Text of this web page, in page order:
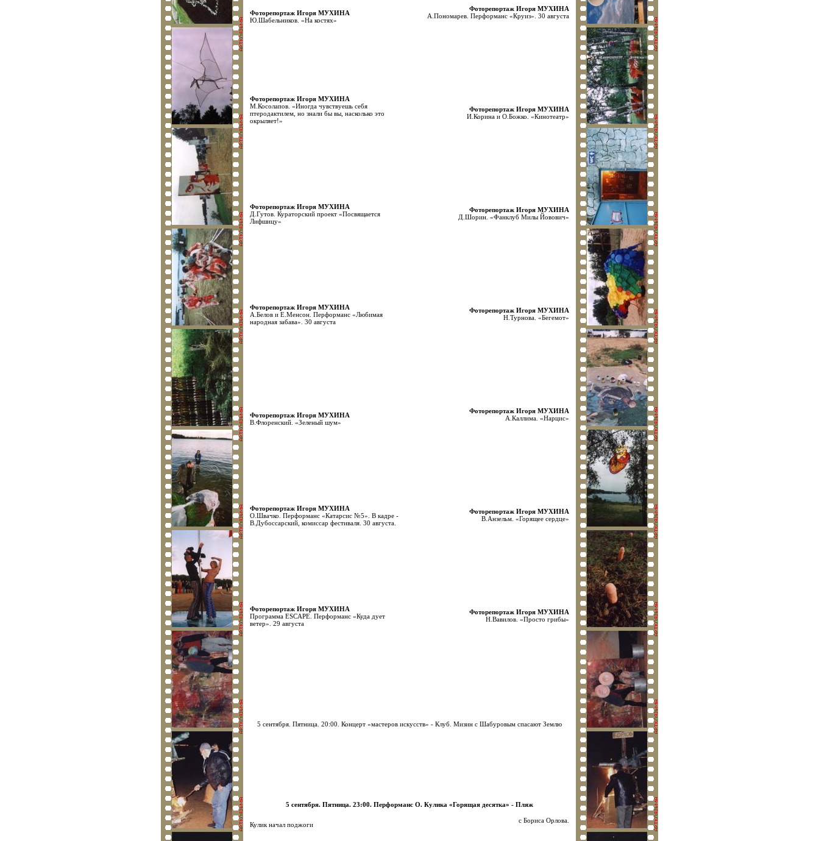
Фоторепортаж Игоря МУХИНА
Ю.Шабельников. «На костях»
Фоторепортаж Игоря МУХИНА
А.Пономарев. Перформанс «Круиз». 30 августа
Фоторепортаж Игоря МУХИНА
М.Косолапов. «Иногда чувствуешь себя
птеродактилем, но знали бы вы, насколько это
окрыляет!»
Фоторепортаж Игоря МУХИНА
И.Корина и О.Божко. «Кинотеатр»
Фоторепортаж Игоря МУХИНА
Д.Гутов. Кураторский проект «Посвящается
Лифшицу»
Фоторепортаж Игоря МУХИНА
Д.Шорин. «Фанклуб Милы Йовович»
Фоторепортаж Игоря МУХИНА
А.Белов и Е.Менсон. Перформанс «Любимая
народная забава». 30 августа
Фоторепортаж Игоря МУХИНА
Н.Турнова. «Бегемот»
Фоторепортаж Игоря МУХИНА
В.Флоренский. «Зеленый шум»
Фоторепортаж Игоря МУХИНА
А.Каллима. «Нарцис»
Фоторепортаж Игоря МУХИНА
О.Швачко. Перформанс «Катарсис №5». В кадре -
В.Дубоссарский, комиссар фестиваля. 30 августа.
Фоторепортаж Игоря МУХИНА
В.Анзельм. «Горящее сердце»
Фоторепортаж Игоря МУХИНА
Программа ESCAPE. Перформанс «Куда дует
ветер». 29 августа
Фоторепортаж Игоря МУХИНА
Н.Вавилов. «Просто грибы»
5 сентября. Пятница. 20:00. Концерт «мастеров искусств» - Клуб. Мизин с Шабуровым спасают Землю
5 сентября. Пятница. 23:00. Перформанс О. Кулика «Горящая десятка» - Пляж
Кулик начал поджоги
с Бориса Орлова.